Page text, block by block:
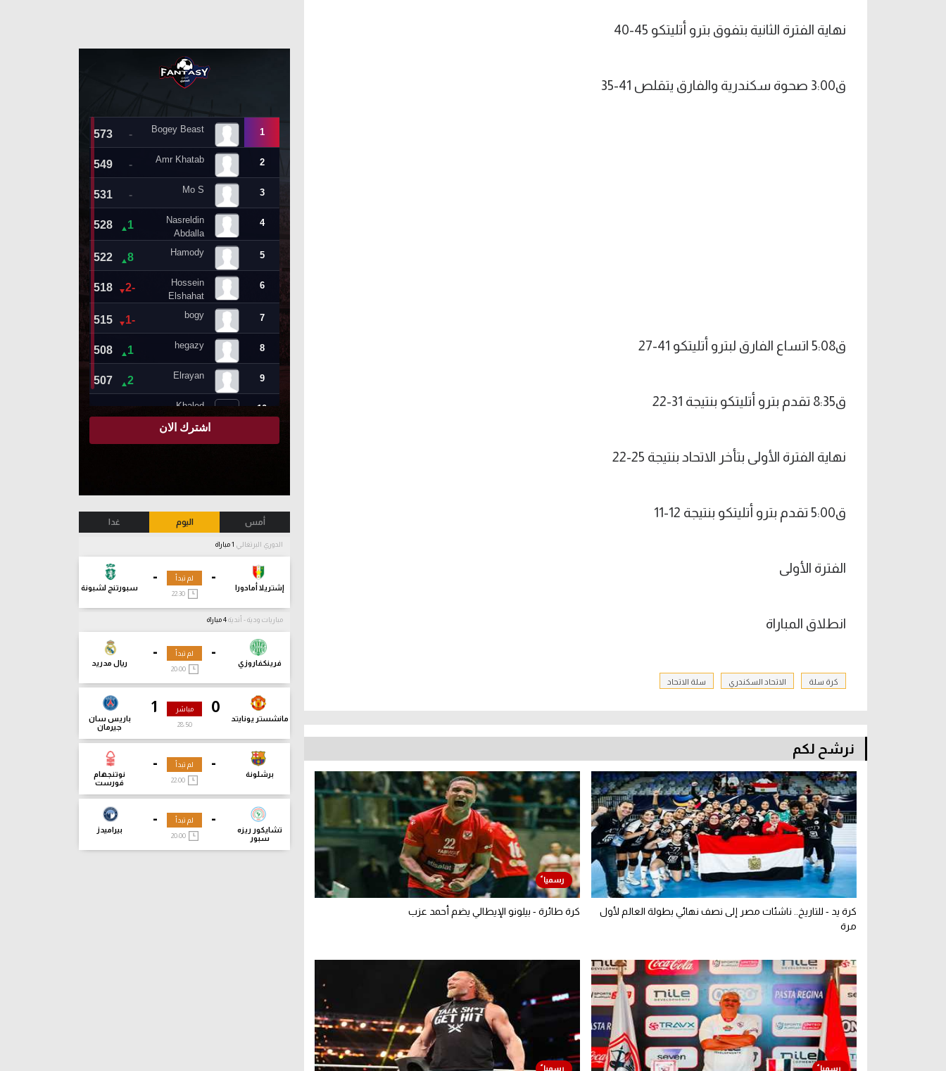
نهاية الفترة الثانية بتفوق بترو أتليتكو 45-40
ق3:00 صحوة سكندرية والفارق يتقلص 41-35
ق5:08 اتساع الفارق لبترو أتليتكو 41-27
ق8:35 تقدم بترو أتليتكو بنتيجة 31-22
نهاية الفترة الأولى بتأخر الاتحاد بنتيجة 25-22
ق5:00 تقدم بترو أتليتكو بنتيجة 12-11
الفترة الأولى
انطلاق المباراة
كرة سلة الاتحاد السكندري سلة الاتحاد
نرشح لكم
كرة يد - للتاريخ.. ناشئات مصر إلى نصف نهائي بطولة العالم لأول
مرة
كرة طائرة - بيلونو الإيطالي يضم أحمد عزب
أمس اليوم غدا
الدوري البرتغالي
-
إشتريلا أمادورا
-
سبورتنج لشبونة
لم تبدأ
22:30
مباريات ودية - أندية
-
فرينكفاروزي
-
ريال مدريد
لم تبدأ
20:00
0
مانشستر يونايتد
1
باريس سان
جيرمان
مباشر
28:52
-
برشلونة
-
نوتنجهام
فورست
لم تبدأ
-
تشايكور ريزه
سبور
-
بيراميدز
لم تبدأ
20:00